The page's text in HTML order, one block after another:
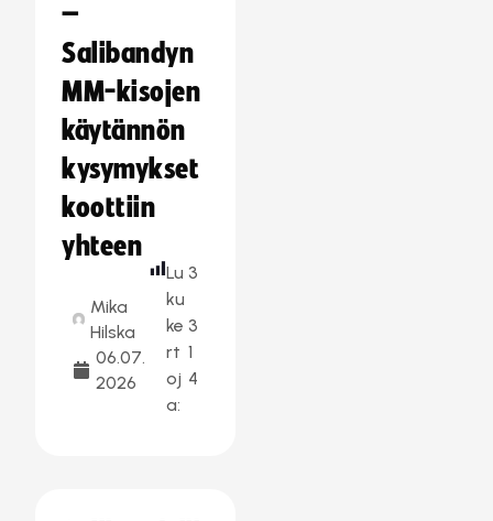
–
Salibandyn
MM-kisojen
käytännön
kysymykset
koottiin
yhteen
Mika
Hilska
06.07.
2026
Lu
ku
ke
rt
oj
a:
3
3
1
4